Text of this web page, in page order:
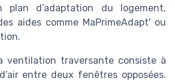
plan d’adaptation du logement,
aides comme MaPrimeAdapt' ou
ventilation traversante consiste à
entre deux fenêtres opposées.